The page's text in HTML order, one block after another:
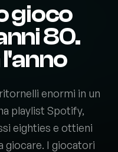
gioco
80.
enormi in un
playlist Spotify,
eighties e ottieni
giocare. I giocatori